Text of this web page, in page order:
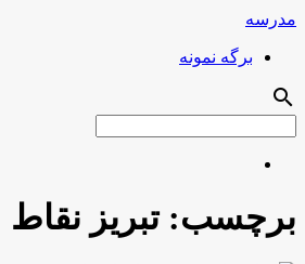
مدرسه
برگه نمونه
search
برچسب:تبریز نقاط